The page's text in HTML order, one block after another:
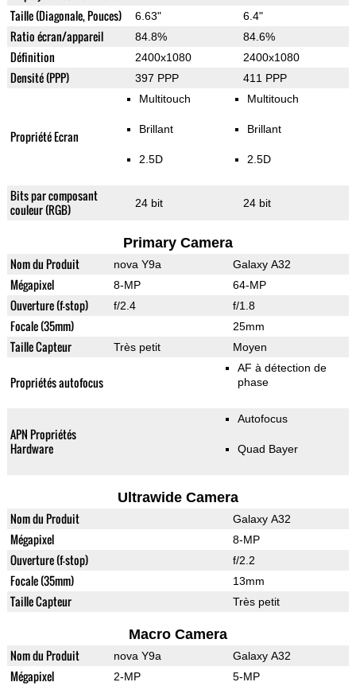
Taille (Diagonale, Pouces) 6.63" 6.4"
Ratio écran/appareil 84.8% 84.6%
Définition 2400x1080 2400x1080
Densité (PPP) 397 PPP 411 PPP
Propriété Ecran
Multitouch
Brillant
2.5D
Multitouch
Brillant
2.5D
Bits par composant
couleur (RGB)
24 bit 24 bit
Primary Camera
Nom du Produit nova Y9a Galaxy A32
Mégapixel 8-MP 64-MP
Ouverture (f-stop) f/2.4 f/1.8
Focale (35mm) 25mm
Taille Capteur Très petit Moyen
Propriétés autofocus
AF à détection de
phase
APN Propriétés
Hardware
Autofocus
Quad Bayer
Ultrawide Camera
Nom du Produit Galaxy A32
Mégapixel 8-MP
Ouverture (f-stop) f/2.2
Focale (35mm) 13mm
Taille Capteur Très petit
Macro Camera
Nom du Produit nova Y9a Galaxy A32
Mégapixel 2-MP 5-MP